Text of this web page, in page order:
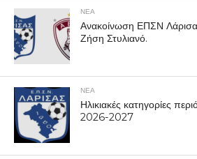
ΝΕΑ
Ανακοίνωση ΕΠΣΝ
Ζήση Στυλιανό.
ΝΕΑ
Ηλικιακές κατηγορίες
2026-2027